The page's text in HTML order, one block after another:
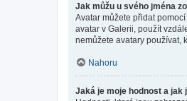
Jak můžu u svého jména
Avatar můžete přidat
avatar v Galerii, použít
nemůžete avatary používat,
Nahoru
Jaká je moje hodnost a jak